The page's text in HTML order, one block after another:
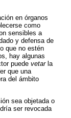
en órganos
como
sensibles a
y defensa de
que no estén
hay algunas
puede vetarla
que una
del ámbito
sea objetada o
ser revocada